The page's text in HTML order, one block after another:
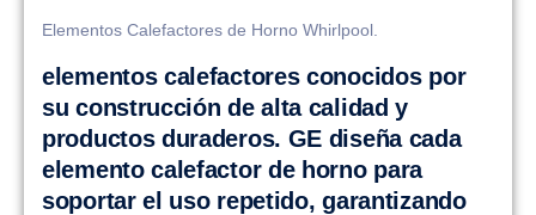
Elementos Calefactores de Horno Whirlpool.
elementos calefactores conocidos por
su construcción de alta calidad y
productos duraderos. GE diseña cada
elemento calefactor de horno para
soportar el uso repetido, garantizando